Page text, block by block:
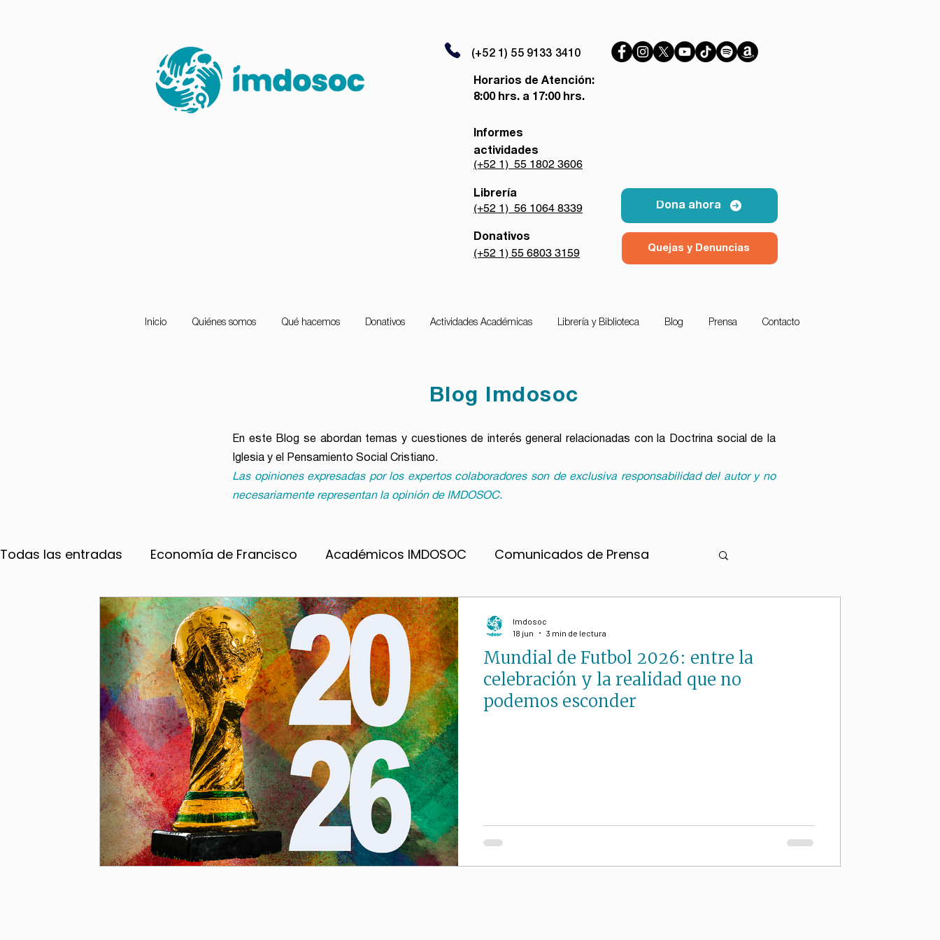
(+52 1) 55 9133 3410
Horarios de Atención:
8:00 hrs. a 17:00 hrs.
Informes
actividades
(+52 1) 55 1802 3606
Librería
(+52 1) 56 1064 8339
Donativos
(+52 1) 55 6803 3159
Dona ahora
Quejas y Denuncias
Inicio Quiénes somos Qué hacemos Donativos Actividades Académicas Librería y Biblioteca Blog Prensa Contacto
Blog Imdosoc
En este Blog se abordan temas y cuestiones de interés general relacionadas con la Doctrina social de la
Iglesia y el Pensamiento Social Cristiano.
Las opiniones expresadas por los expertos colaboradores son de exclusiva responsabilidad del autor y no
necesariamente representan la opinión de IMDOSOC.
Todas las entradas Economía de Francisco Académicos IMDOSOC Comunicados de Prensa
Convocatorias Ecología Frente a la pobreza Material formativo
Papa Francisco Pensamiento Social Cristiano S. Paulo Freire ESPIRITUALIDAD
Cristianismo y espiritualidades Justicia Social Educación
Papa León XIV Doctrina Social de la Iglesia Homilías (Reflexiones)
Mundial de Futbol 2026: entre la
celebración y la realidad que no
podemos esconder
Imdosoc
18 jun
3 min de lectura